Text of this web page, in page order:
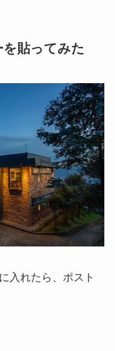
貼ってみた
入れたら、ポスト